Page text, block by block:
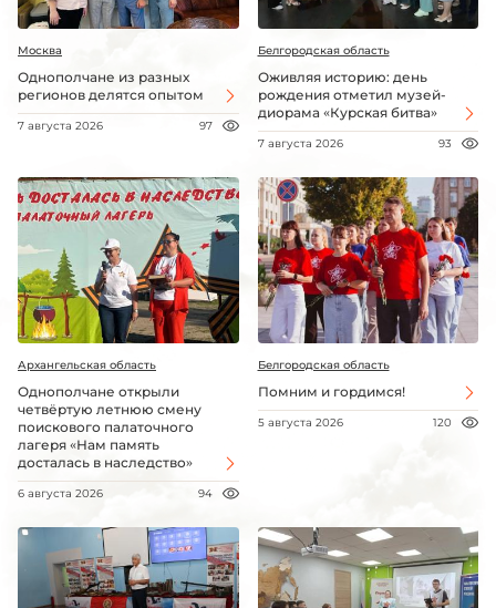
Москва
Однополчане из разных
регионов делятся опытом
7 августа 2026 97
Белгородская область
Оживляя историю: день
рождения отметил музей-
диорама «Курская битва»
7 августа 2026 93
Архангельская область
Однополчане открыли
четвёртую летнюю смену
поискового палаточного
лагеря «Нам память
досталась в наследство»
6 августа 2026 94
Белгородская область
Помним и гордимся!
5 августа 2026 120